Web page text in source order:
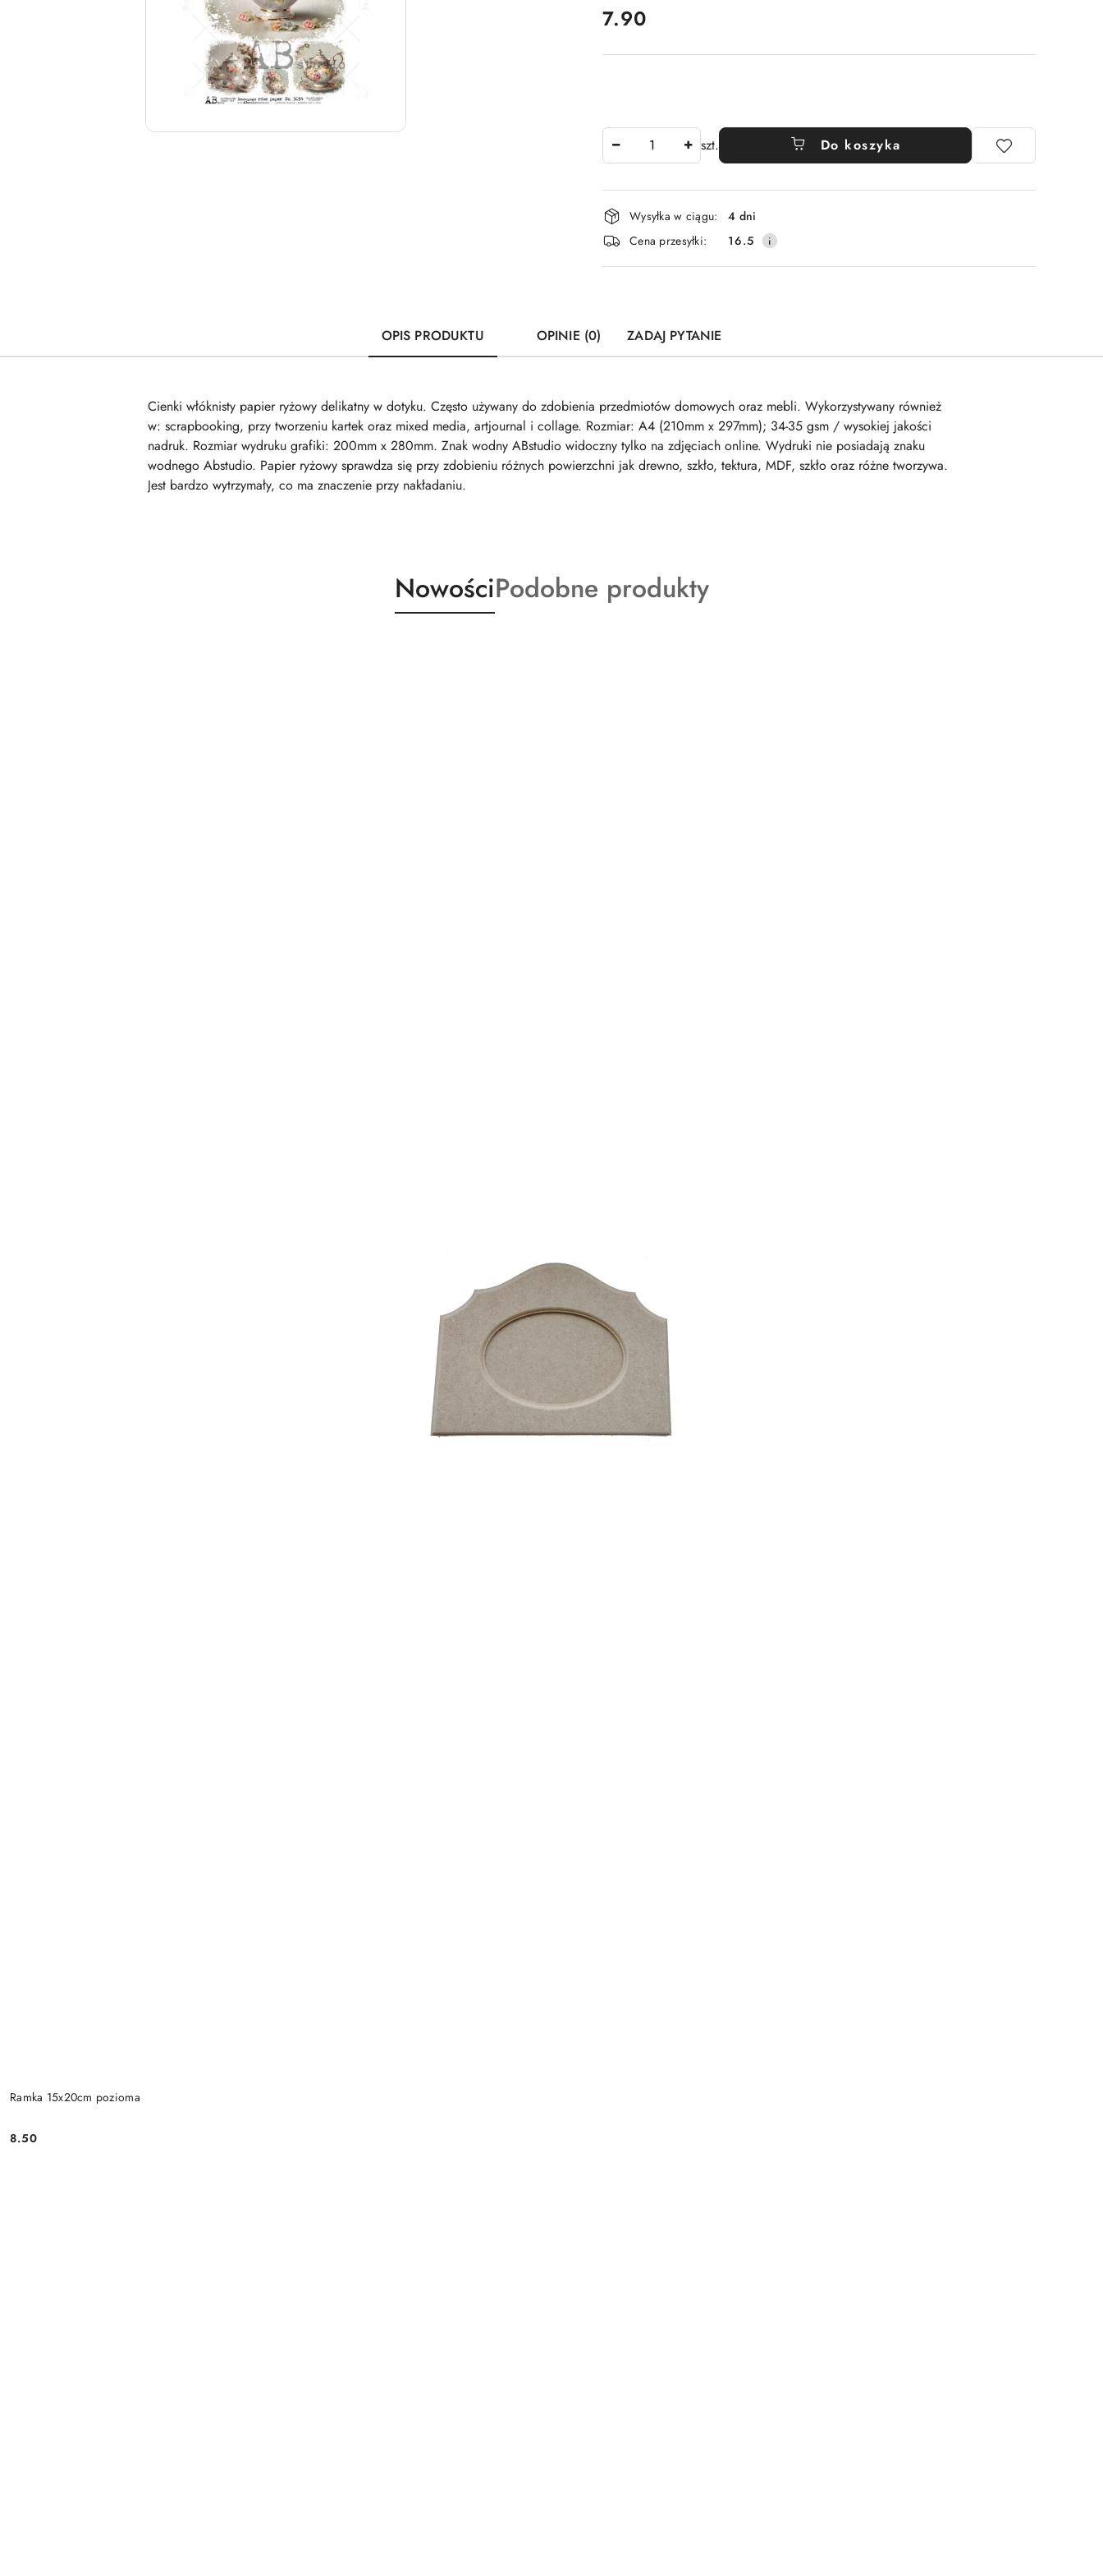
cena:
7.90
szt. Do koszyka
Dostępność
i
dostawa
Wysyłka w ciągu:
4 dni
Cena przesyłki:
16.5
OPIS PRODUKTU OPINIE (0) ZADAJ PYTANIE
Cienki włóknisty papier ryżowy delikatny w dotyku. Często używany do zdobienia przedmiotów domowych oraz mebli. Wykorzystywany również
w: scrapbooking, przy tworzeniu kartek oraz mixed media, artjournal i collage. Rozmiar: A4 (210mm x 297mm); 34-35 gsm / wysokiej jakości
nadruk. Rozmiar wydruku grafiki: 200mm x 280mm. Znak wodny ABstudio widoczny tylko na zdjęciach online. Wydruki nie posiadają znaku
wodnego Abstudio. Papier ryżowy sprawdza się przy zdobieniu różnych powierzchni jak drewno, szkło, tektura, MDF, szkło oraz różne tworzywa.
Jest bardzo wytrzymały, co ma znaczenie przy nakładaniu.
Produkty
o
NowościProdukty
o
Podobne produkty
Ramka 15x20cm pozioma
Cena:
8.50